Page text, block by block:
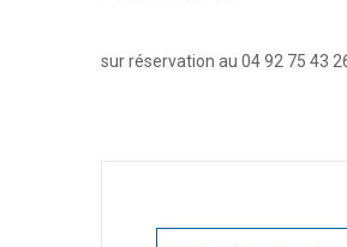
sur réservation au 04 92 75 43